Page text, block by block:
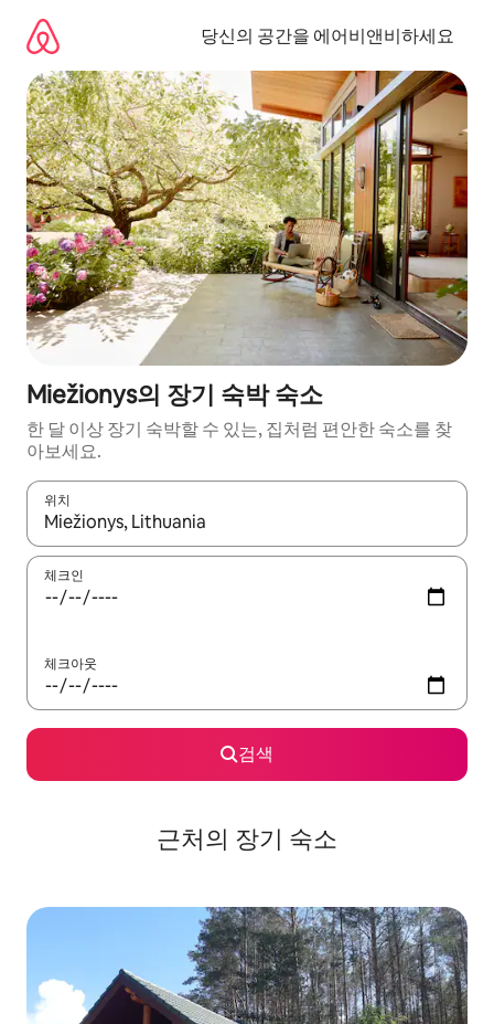
당신의 공간을 에어비앤비하세요
Miežionys의 장기 숙박 숙소
한 달 이상 장기 숙박할 수 있는, 집처럼 편안한 숙소를 찾
아보세요.
위치
결과가 나오면 위·아래 화살표 키를 사용하거나 터치 또는 스와이
체크인
체크아웃
검색
근처의 장기 숙소